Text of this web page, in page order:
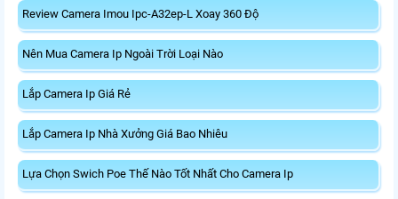
Review Camera Imou Ipc-A32ep-L Xoay 360 Độ
Nên Mua Camera Ip Ngoài Trời Loại Nào
Lắp Camera Ip Giá Rẻ
Lắp Camera Ip Nhà Xưởng Giá Bao Nhiêu
Lựa Chọn Swich Poe Thế Nào Tốt Nhất Cho Camera Ip